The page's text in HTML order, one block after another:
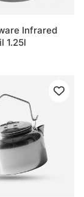
Infrared
1.25l